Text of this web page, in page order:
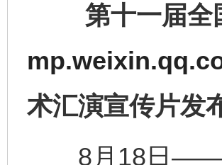
第十一届全
术汇演宣传片发
8月18日——
完善运行机制助力责任有效落实